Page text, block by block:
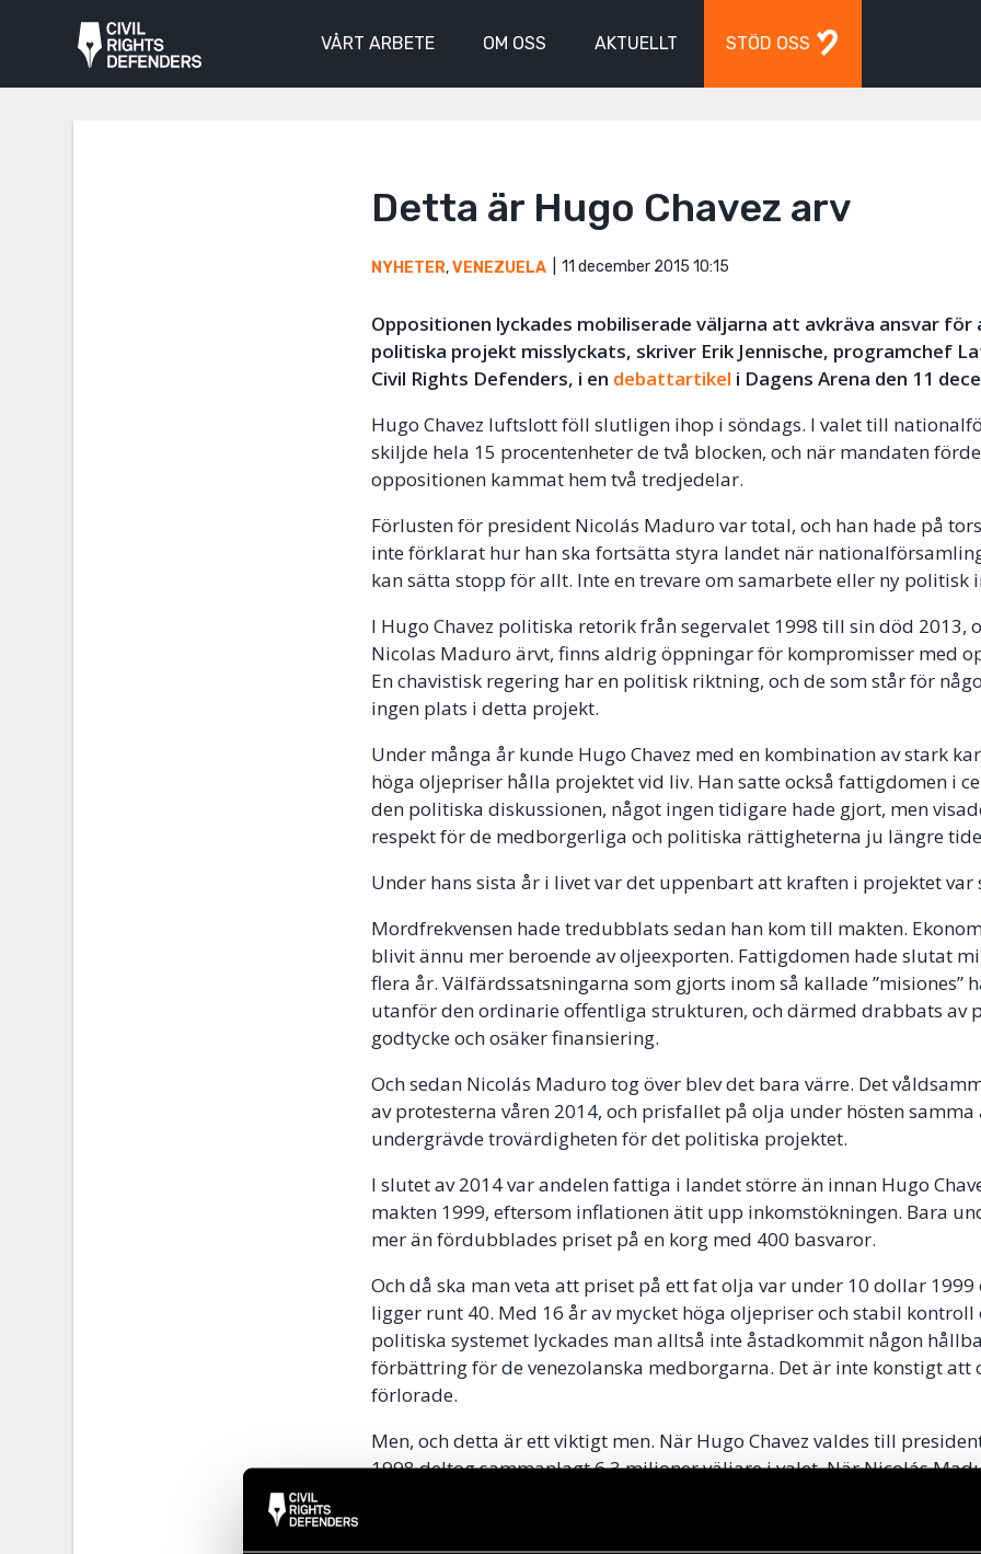
VÅRT ARBETE OM OSS AKTUELLT STÖD OSS
Detta är Hugo Chavez arv
NYHETER,VENEZUELA 11 december 2015 10:15
Oppositionen lyckades mobiliserade väljarna att avkräva ansvar för
politiska projekt misslyckats, skriver Erik Jennische, programchef
Civil Rights Defenders, i en debattartikel i Dagens Arena den 11
Hugo Chavez luftslott föll slutligen ihop i söndags. I valet till
skiljde hela 15 procentenheter de två blocken, och när mandaten
oppositionen kammat hem två tredjedelar.
Förlusten för president Nicolás Maduro var total, och han hade på
inte förklarat hur han ska fortsätta styra landet när
kan sätta stopp för allt. Inte en trevare om samarbete eller ny politisk
I Hugo Chavez politiska retorik från segervalet 1998 till sin död 2013,
Nicolas Maduro ärvt, finns aldrig öppningar för kompromisser med
En chavistisk regering har en politisk riktning, och de som står för
ingen plats i detta projekt.
Under många år kunde Hugo Chavez med en kombination av stark
höga oljepriser hålla projektet vid liv. Han satte också fattigdomen i
den politiska diskussionen, något ingen tidigare hade gjort, men
respekt för de medborgerliga och politiska rättigheterna ju längre
Under hans sista år i livet var det uppenbart att kraften i projektet var
Mordfrekvensen hade tredubblats sedan han kom till makten.
blivit ännu mer beroende av oljeexporten. Fattigdomen hade slutat
flera år. Välfärdssatsningarna som gjorts inom så kallade ”misiones”
utanför den ordinarie offentliga strukturen, och därmed drabbats av
godtycke och osäker finansiering.
Och sedan Nicolás Maduro tog över blev det bara värre. Det
av protesterna våren 2014, och prisfallet på olja under hösten samma
undergrävde trovärdigheten för det politiska projektet.
I slutet av 2014 var andelen fattiga i landet större än innan Hugo
makten 1999, eftersom inflationen ätit upp inkomstökningen. Bara
mer än fördubblades priset på en korg med 400 basvaror.
Och då ska man veta att priset på ett fat olja var under 10 dollar 1999
ligger runt 40. Med 16 år av mycket höga oljepriser och stabil kontroll
politiska systemet lyckades man alltså inte åstadkommit någon
förbättring för de venezolanska medborgarna. Det är inte konstigt att
förlorade.
Men, och detta är ett viktigt men. När Hugo Chavez valdes till
1998 deltog sammanlagt 6,3 miljoner väljare i valet. När Nicolás